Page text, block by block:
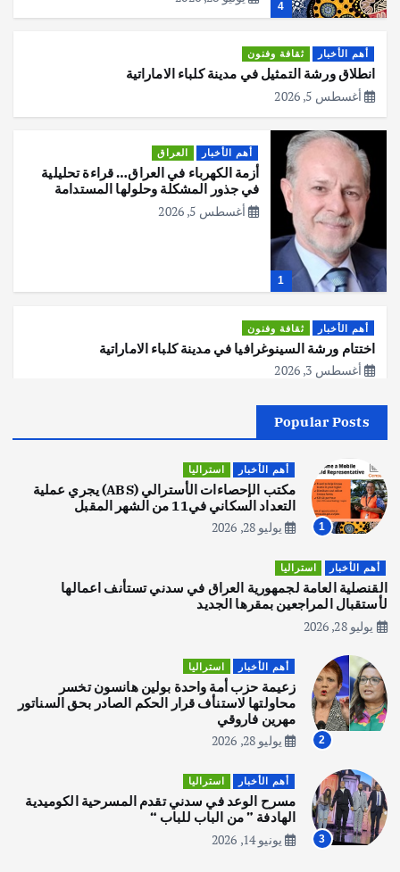
4
أهم الأخبار ثقافة وفنون
انطلاق ورشة التمثيل في مدينة كلباء الاماراتية
أغسطس 5, 2026
1
أهم الأخبار العراق
أزمة الكهرباء في العراق… قراءة تحليلية
في جذور المشكلة وحلولها المستدامة
أغسطس 5, 2026
أهم الأخبار ثقافة وفنون
اختتام ورشة السينوغرافيا في مدينة كلباء الاماراتية
أغسطس 3, 2026
2
اصبح بطلاً لأستراليا بلعبة كمال الاجسام
يوليو 30, 2026
3
يوليو 30, 2026
4
المقبل
يوليو 28, 2026
أهم الأخبار ثقافة وفنون
انطلاق ورشة التمثيل في مدينة كلباء الاماراتية
أغسطس 5, 2026
Popular Posts
1
أهم الأخبار استراليا
مكتب الإحصاءات الأسترالي (ABS) يجري عملية
التعداد السكاني في11 من الشهر المقبل
يوليو 28, 2026
أهم الأخبار استراليا
القنصلية العامة لجمهورية العراق في سدني تستأنف اعمالها
لأستقبال المراجعين بمقرها الجديد
يوليو 28, 2026
2
أهم الأخبار استراليا
زعيمة حزب أمة واحدة بولين هانسون تخسر
محاولتها لاستنأف قرار الحكم الصادر بحق السناتور
مهرين فاروقي
يوليو 28, 2026
3
أهم الأخبار استراليا
مسرح الوعد في سدني تقدم المسرحية الكوميدية
الهادفة ” من الباب للباب “
يونيو 14, 2026